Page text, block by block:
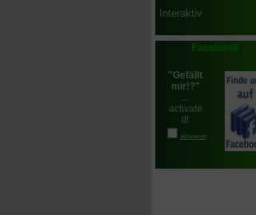
Interaktiv
Facebook